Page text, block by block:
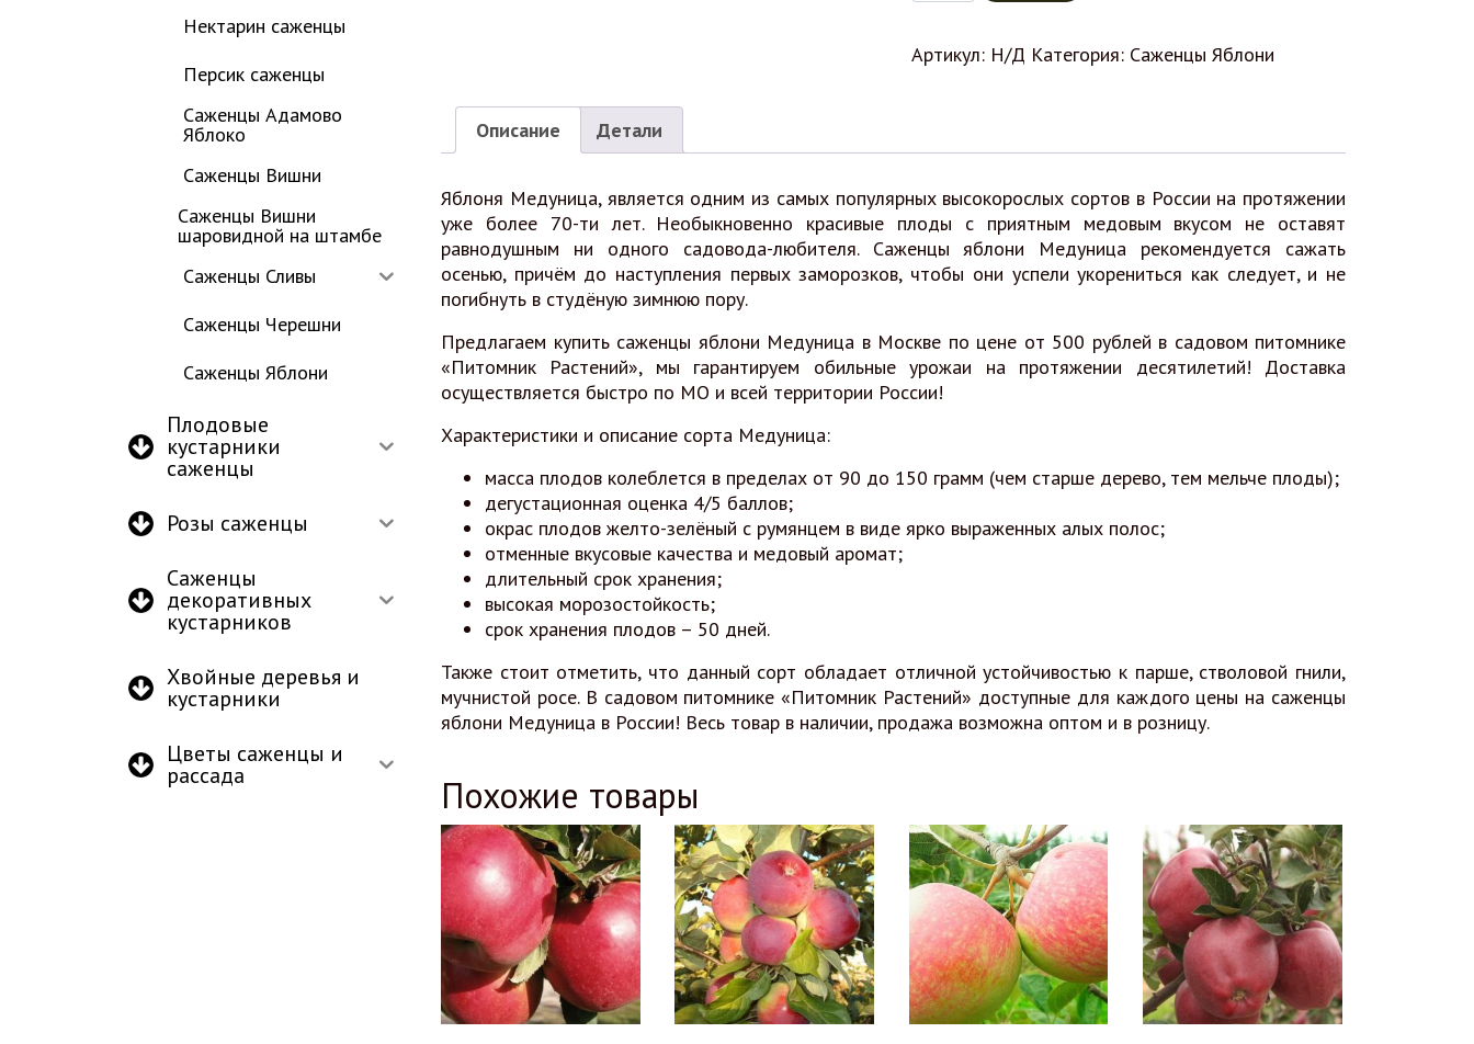
Нектарин саженцы
Персик саженцы
Саженцы Адамово
Яблоко
Саженцы Вишни
Саженцы Вишни
шаровидной на штамбе
Саженцы Сливы
Саженцы Черешни
Саженцы Яблони
Плодовые
кустарники
саженцы
Розы саженцы
Саженцы
декоративных
кустарников
Хвойные деревья и
кустарники
Цветы саженцы и
рассада
Артикул: Н/Д Категория: Саженцы Яблони
Описание Детали
Яблоня Медуница, является одним из самых популярных высокорослых сортов в России на протяжении
уже более 70-ти лет. Необыкновенно красивые плоды с приятным медовым вкусом не оставят
равнодушным ни одного садовода-любителя. Саженцы яблони Медуница рекомендуется сажать
осенью, причём до наступления первых заморозков, чтобы они успели укорениться как следует, и не
погибнуть в студёную зимнюю пору.
Предлагаем купить саженцы яблони Медуница в Москве по цене от 500 рублей в садовом питомнике
«Питомник Растений», мы гарантируем обильные урожаи на протяжении десятилетий! Доставка
осуществляется быстро по МО и всей территории России!
Характеристики и описание сорта Медуница:
масса плодов колеблется в пределах от 90 до 150 грамм (чем старше дерево, тем мельче плоды);
дегустационная оценка 4/5 баллов;
окрас плодов желто-зелёный с румянцем в виде ярко выраженных алых полос;
отменные вкусовые качества и медовый аромат;
длительный срок хранения;
высокая морозостойкость;
срок хранения плодов – 50 дней.
Также стоит отметить, что данный сорт обладает отличной устойчивостью к парше, стволовой гнили,
мучнистой росе. В садовом питомнике «Питомник Растений» доступные для каждого цены на саженцы
яблони Медуница в России! Весь товар в наличии, продажа возможна оптом и в розницу.
Похожие товары